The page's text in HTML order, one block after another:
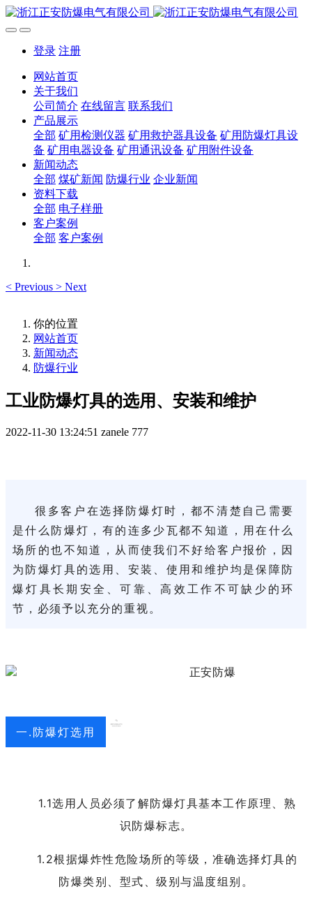
登录 注册
网站首页
关于我们
公司简介 在线留言 联系我们
产品展示
全部 矿用检测仪器 矿用救护器具设备 矿用防爆灯具设
备 矿用电器设备 矿用通讯设备 矿用附件设备
新闻动态
全部 煤矿新闻 防爆行业 企业新闻
资料下载
全部 电子样册
客户案例
全部 客户案例
< Previous > Next
你的位置
网站首页
新闻动态
防爆行业
工业防爆灯具的选用、安装和维护
2022-11-30 13:24:51 zanele 777
很多客户在选择防爆灯时，都不清楚自己需要
是什么防爆灯，有的连多少瓦都不知道，用在什么
场所的也不知道，从而使我们不好给客户报价，因
为防爆灯具的选用、安装、使用和维护均是保障防
爆灯具长期安全、可靠、高效工作不可缺少的环
节，必须予以充分的重视。
一.防爆灯选用
1.1选用人员必须了解防爆灯具基本工作原理、熟
识防爆标志。
1.2根据爆炸性危险场所的等级，准确选择灯具的
防爆类别、型式、级别与温度组别。